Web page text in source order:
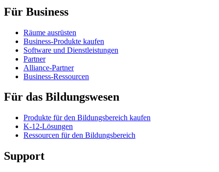
Für Business
Räume ausrüsten
Business-Produkte kaufen
Software und Dienstleistungen
Partner
Alliance-Partner
Business-Ressourcen
Für das Bildungswesen
Produkte für den Bildungsbereich kaufen
K-12-Lösungen
Ressourcen für den Bildungsbereich
Support